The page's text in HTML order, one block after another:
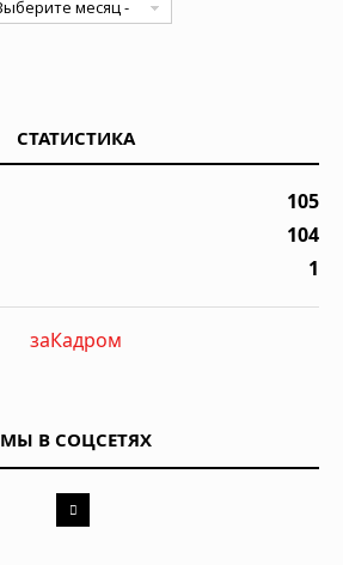
СТАТИСТИКА
105
104
1
заКадром
МЫ В СОЦСЕТЯХ